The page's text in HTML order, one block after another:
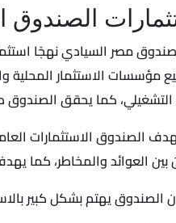
الصندوق
مصر السيادي نهجًا
مؤسسات الاستثمار المحلية
التشغيلي، كما يحقق
الصندوق الاستثمارات
بين العوائد والمخاطر،
الصندوق يهتم بشكل كبير